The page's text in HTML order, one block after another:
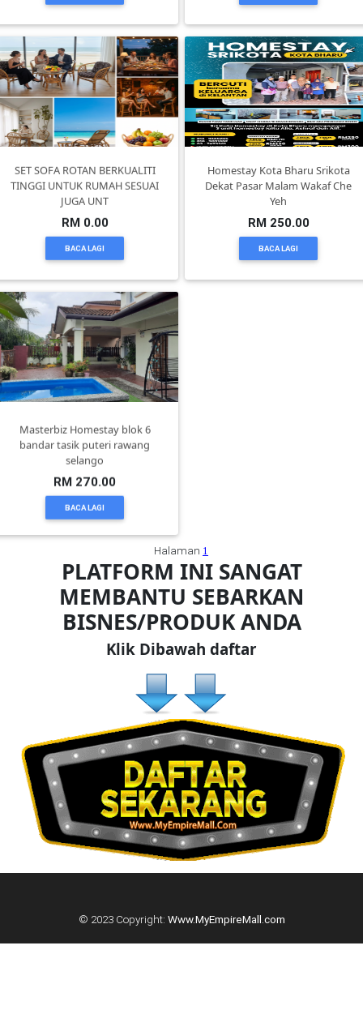
SET SOFA ROTAN BERKUALITI
TINGGI UNTUK RUMAH SESUAI
JUGA UNT
RM 0.00
BACA LAGI
Homestay Kota Bharu Srikota
Dekat Pasar Malam Wakaf Che
Yeh
RM 250.00
BACA LAGI
Masterbiz Homestay blok 6
bandar tasik puteri rawang
selango
RM 270.00
BACA LAGI
Halaman 1
PLATFORM INI SANGAT
MEMBANTU SEBARKAN
BISNES/PRODUK ANDA
Klik Dibawah daftar
PAHANG(13)
KELANTAN(22)
PERAK(41)
NEGERI
SEMBILAN(10)
KEDAH(13)
TERENGGANU(12)
SABAH(0)
SARAWAK(2)
JOHOR(8)
MELAKA(53)
PENANG(2)
PERLIS(6)
PUTRAJAYA(9)
LABUAN(2)
INDONESIA(1)© 2023 Copyright: Www.MyEmpireMall.com